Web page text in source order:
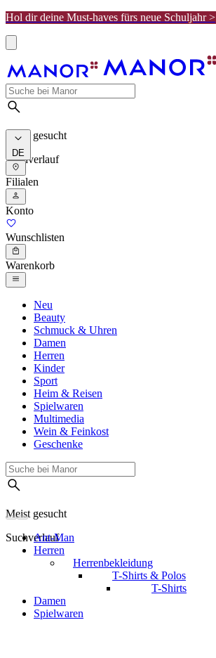
Hol dir deine Must-haves fürs neue Schuljahr >
Meist gesucht
Suchverlauf
DE
Filialen
Konto
Wunschlisten
Warenkorb
Neu
Beauty
Schmuck & Uhren
Damen
Herren
Kinder
Sport
Heim & Reisen
Spielwaren
Multimedia
Wein & Feinkost
Geschenke
Meist gesucht
Suchverlauf
Ant-Man
Herren
Herrenbekleidung
T-Shirts & Polos
T-Shirts
Damen
Spielwaren